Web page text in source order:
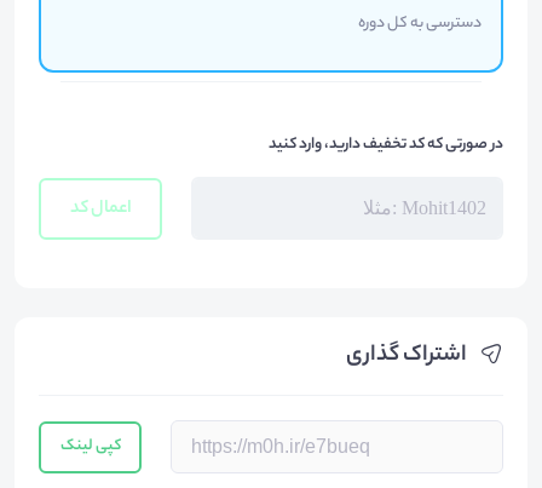
اشتراک گذاری
کپی لینک
دسترسی به کل دوره
در صورتی که کد تخفیف دارید، وارد کنید
اعمال کد